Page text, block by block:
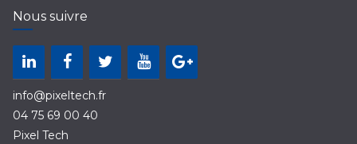
Nous suivre
info@pixeltech.fr
04 75 69 00 40
Pixel Tech